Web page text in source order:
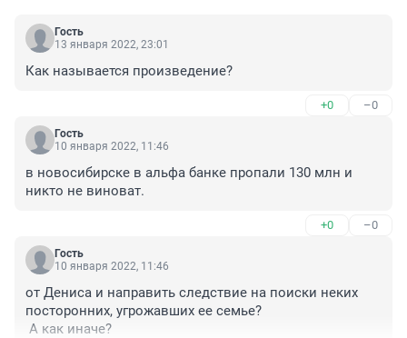
Гость
13 января 2022, 23:01
Как называется произведение?
+0 –0
Гость
10 января 2022, 11:46
в новосибирске в альфа банке пропали 130 млн и
никто не виноват.
+0 –0
Гость
10 января 2022, 11:46
от Дениса и направить следствие на поиски неких
посторонних, угрожавших ее семье?
А как иначе?